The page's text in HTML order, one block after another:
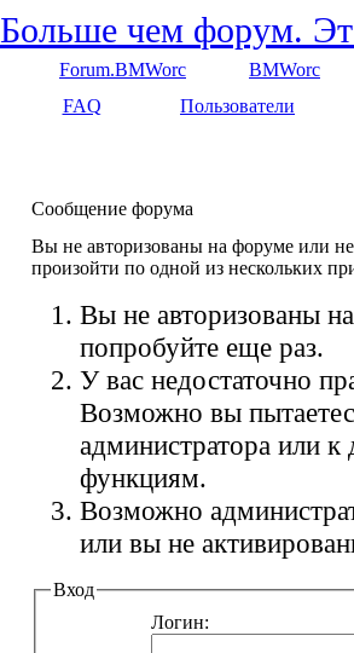
Forum.BMWorc
BMWorc
FAQ Пользователи
Сообщение форума
Вы не авторизованы на форуме или
произойти по одной из нескольких
Вы не авторизованы
попробуйте еще раз.
У вас недостаточно
Возможно вы
администратора или
функциям.
Возможно
или вы не
Вход
Логин: